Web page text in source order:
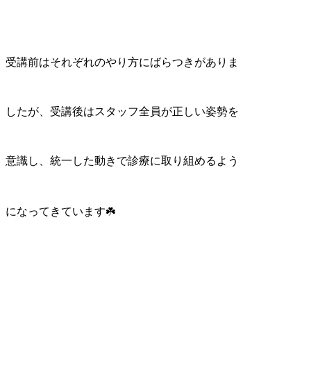
受講前はそれぞれのやり方にばらつきがありま
したが、受講後はスタッフ全員が正しい姿勢を
意識し、統一した動きで診療に取り組めるよう
になってきています☘️